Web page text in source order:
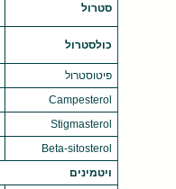
סטרול
כולסטרול
פיטוסטרול
Campesterol
Stigmasterol
Beta-sitosterol
ויטמינים